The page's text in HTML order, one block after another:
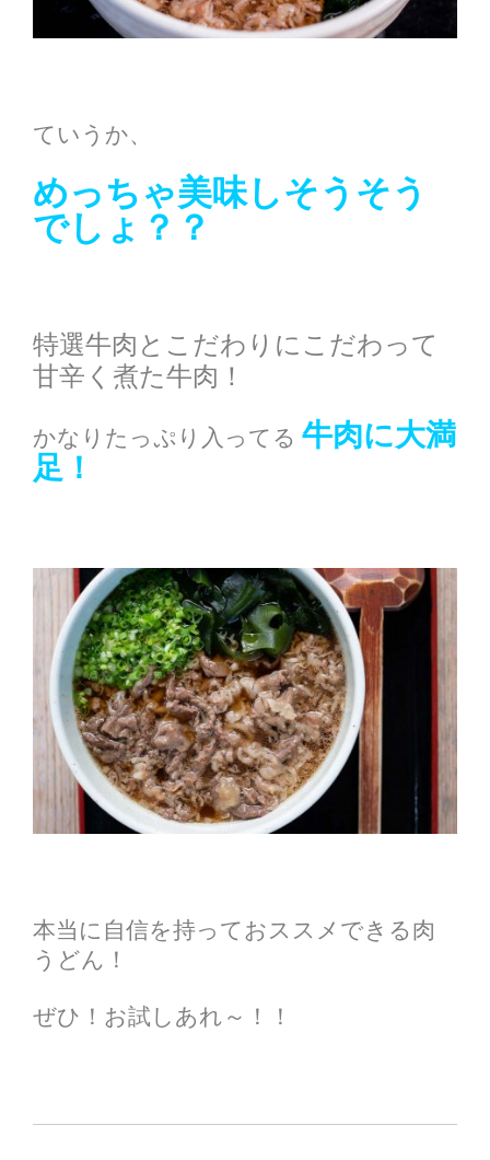
ていうか、
めっちゃ美味しそうそう
でしょ？？
特選牛肉とこだわりにこだわって
甘辛く煮た牛肉！
かなりたっぷり入ってる 牛肉に大満
足！
本当に自信を持っておススメできる肉
うどん！
ぜひ！お試しあれ～！！